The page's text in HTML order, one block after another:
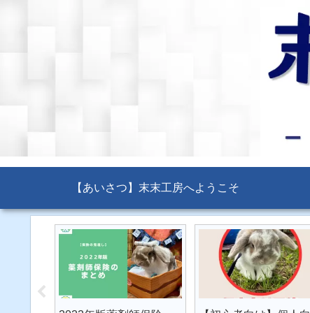
【あいさつ】末末工房へようこそ